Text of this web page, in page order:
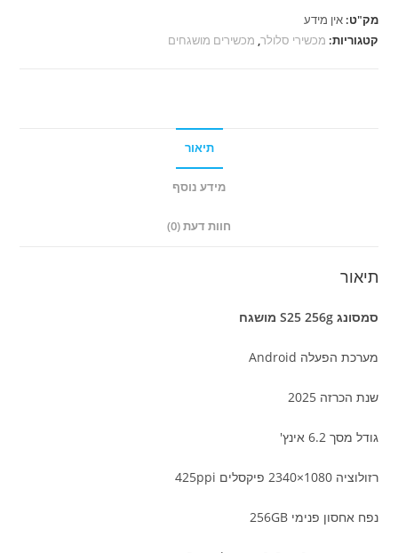
מק"ט:אין מידע
קטגוריות: מכשירי סלולר, מכשירים מושגחים
תיאור
מידע נוסף
חוות דעת (0)
תיאור
סמסונג S25 256g מושגח
מערכת הפעלה Android
שנת הכרזה 2025
גודל מסך 6.2 אינץ'
רזולוציה 1080×2340 פיקסלים 425ppi
נפח אחסון פנימי 256GB